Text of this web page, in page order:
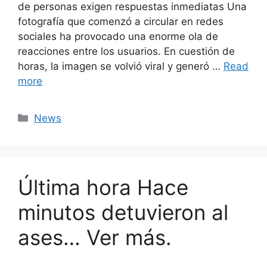
de personas exigen respuestas inmediatas Una
fotografía que comenzó a circular en redes
sociales ha provocado una enorme ola de
reacciones entre los usuarios. En cuestión de
horas, la imagen se volvió viral y generó … Read
more
Categories
News
Última hora Hace
minutos detuvieron al
ases… Ver más.